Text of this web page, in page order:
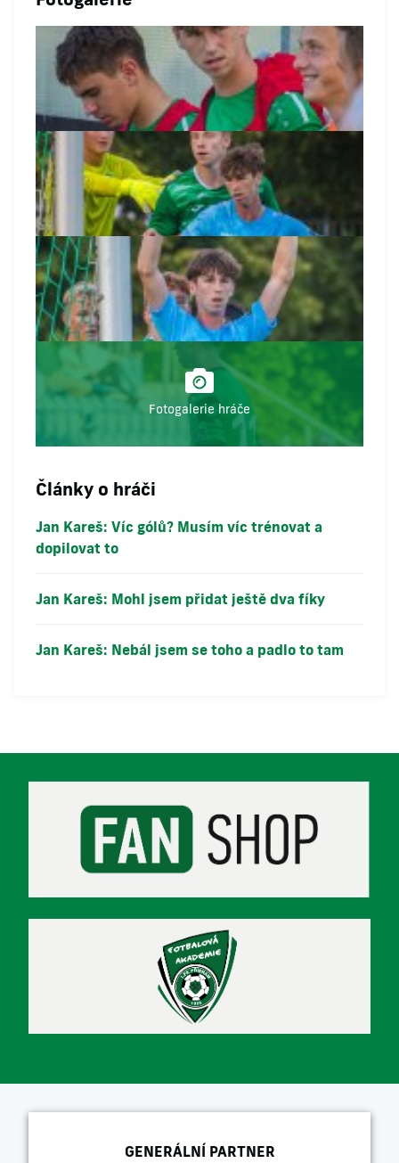
Fotogalerie hráče
Články o hráči
Jan Kareš: Víc gólů? Musím víc trénovat a
dopilovat to
Jan Kareš: Mohl jsem přidat ještě dva fíky
Jan Kareš: Nebál jsem se toho a padlo to tam
GENERÁLNÍ PARTNER